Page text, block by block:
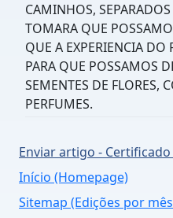
CAMINHOS,
TOMARA QUE
QUE A EXPERIENCIA
PARA QUE POSSAMOS
SEMENTES DE FLORES,
PERFUMES.
Enviar artigo -
Início (Homepage)
Sitemap (Edições por